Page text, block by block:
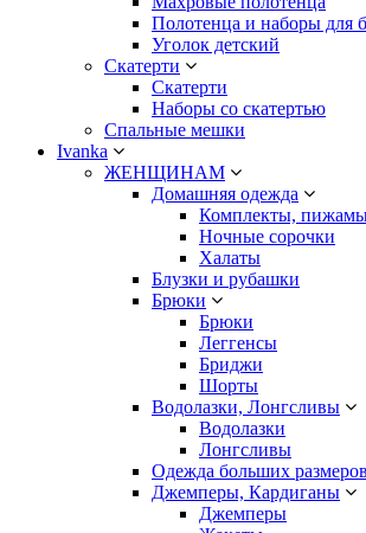
Полотенца и наборы для
Уголок детский
Скатерти
Скатерти
Наборы со скатертью
Спальные мешки
Ivanka
ЖЕНЩИНАМ
Домашняя одежда
Комплекты,
Ночные сорочки
Халаты
Блузки и рубашки
Брюки
Брюки
Леггенсы
Бриджи
Шорты
Водолазки, Лонгсливы
Водолазки
Лонгсливы
Одежда больших размеров
Джемперы, Кардиганы
Джемперы